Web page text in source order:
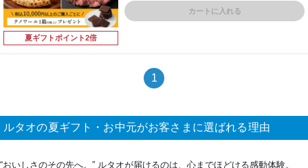
夏ギフトポイント2倍
カートに入れる
1
ルタオの夏ギフト・お中元がお客さまに選ばれる理由
“おいしさのその先へ。” ルタオが届けるのは、心までほどける感動体験。